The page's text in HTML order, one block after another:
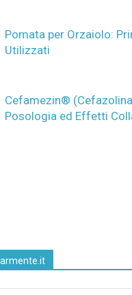
Pomata per Orzaiolo:
Utilizzati
Cefamezin®
Posologia ed Effetti